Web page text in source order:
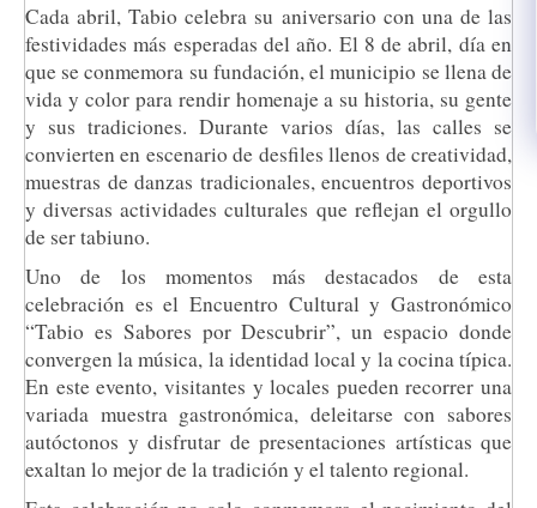
Cada abril, Tabio celebra su aniversario con una de las
festividades más esperadas del año. El 8 de abril, día en
que se conmemora su fundación, el municipio se llena de
vida y color para rendir homenaje a su historia, su gente
y sus tradiciones. Durante varios días, las calles se
convierten en escenario de desfiles llenos de creatividad,
muestras de danzas tradicionales, encuentros deportivos
y diversas actividades culturales que reflejan el orgullo
de ser tabiuno.
Uno de los momentos más destacados de esta
celebración es el Encuentro Cultural y Gastronómico
“Tabio es Sabores por Descubrir”, un espacio donde
convergen la música, la identidad local y la cocina típica.
En este evento, visitantes y locales pueden recorrer una
variada muestra gastronómica, deleitarse con sabores
autóctonos y disfrutar de presentaciones artísticas que
exaltan lo mejor de la tradición y el talento regional.